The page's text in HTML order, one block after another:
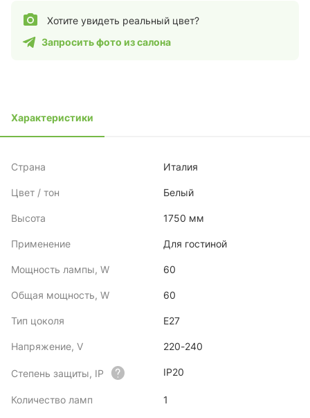
Хотите увидеть реальный цвет?
Запросить фото из салона
Характеристики
Страна Италия
Цвет / тон Белый
Высота 1750 мм
Применение Для гостиной
Мощность лампы, W 60
Общая мощность, W 60
Тип цоколя E27
Напряжение, V 220-240
Степень защиты, IP IP20
Количество ламп 1